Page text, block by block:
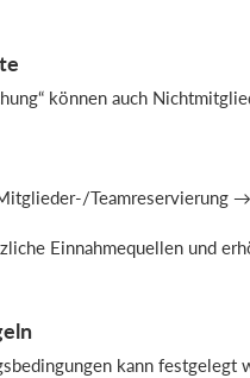
können auch
Teamreservierung
Einnahmequellen und
kann festgelegt